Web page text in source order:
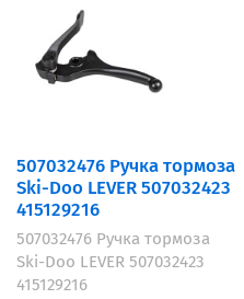
507032476 Ручка тормоза
Ski-Doo LEVER 507032423
415129216
507032476 Ручка тормоза
Ski-Doo LEVER 507032423
415129216